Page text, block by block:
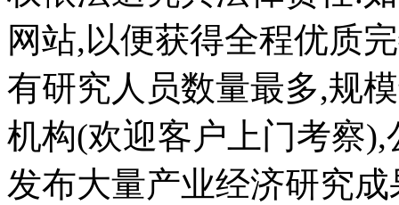
网站,以便获得全程优质
有研究人员数量最多,规
机构(欢迎客户上门考察
发布大量产业经济研究